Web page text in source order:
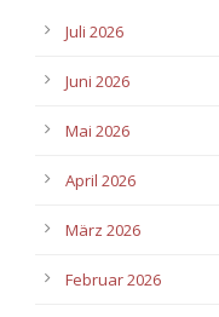
Juli 2026
Juni 2026
Mai 2026
April 2026
März 2026
Februar 2026